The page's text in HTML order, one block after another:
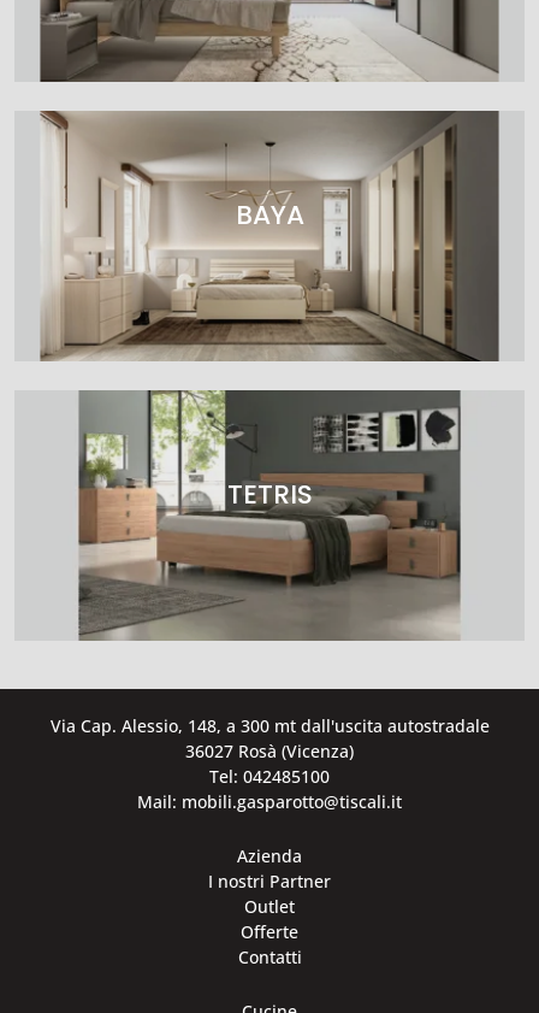
BAYA
TETRIS
Via Cap. Alessio, 148, a 300 mt dall'uscita autostradale
36027 Rosà (Vicenza)
Tel: 042485100
Mail: mobili.gasparotto@tiscali.it
Azienda
I nostri Partner
Outlet
Offerte
Contatti